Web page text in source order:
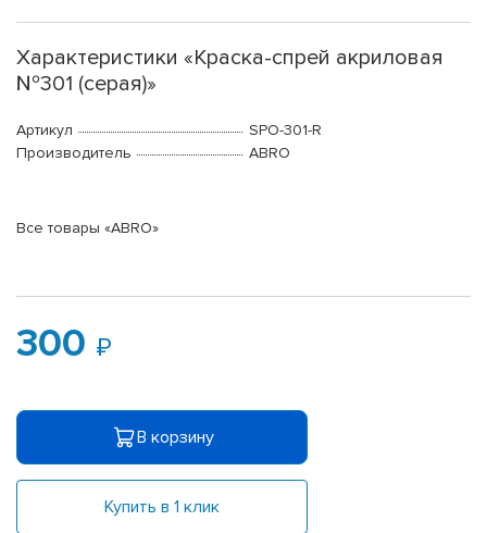
Характеристики «Краска-спрей акриловая
№301 (серая)»
Артикул
SPO-301-R
Производитель
ABRO
Все товары «ABRO»
300
В корзину
Купить в 1 клик